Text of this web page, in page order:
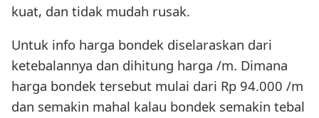
kuat, dan tidak mudah rusak.
Untuk info harga bondek diselaraskan dari
ketebalannya dan dihitung harga /m. Dimana
harga bondek tersebut mulai dari Rp 94.000 /m
dan semakin mahal kalau bondek semakin tebal